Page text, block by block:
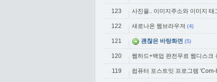
123 사진을.. 이미지주소와 이미지 태
122 새로나온 웹브라우져 (4)
121 괜찮은 바탕화면 (5)
120 웹하드+백업 완전무료 웹디스크
119 컴퓨터 포스트잇 프로그램